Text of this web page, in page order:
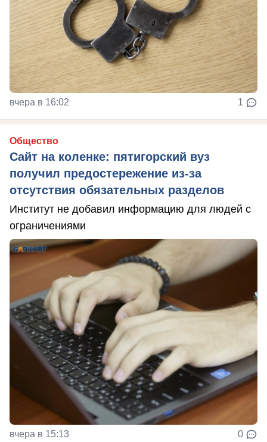
вчера в 16:02 1
Общество
Сайт на коленке: пятигорский вуз
получил предостережение из-за
отсутствия обязательных разделов
Институт не добавил информацию для людей с
ограничениями
вчера в 15:13 0